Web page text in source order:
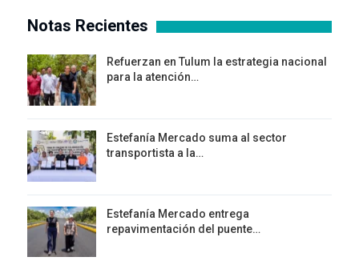
Notas Recientes
Refuerzan en Tulum la estrategia nacional
para la atención…
Estefanía Mercado suma al sector
transportista a la…
Estefanía Mercado entrega
repavimentación del puente…